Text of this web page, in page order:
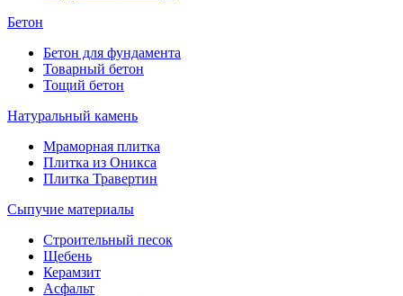
Бетон
Бетон для фундамента
Товарный бетон
Тощий бетон
Натуральный камень
Мраморная плитка
Плитка из Оникса
Плитка Травертин
Сыпучие материалы
Строительный песок
Щебень
Керамзит
Асфальт